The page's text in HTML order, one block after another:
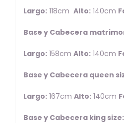
Largo:118cm Alto:140cm
Base y Cabecera
Largo:158cm Alto:140cm
Base y Cabecera queen
Largo:167cm Alto:140cm
Base y Cabecera king size: